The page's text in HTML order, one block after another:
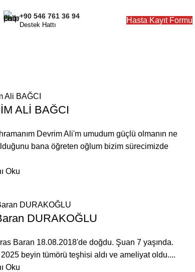
+90 546 761 36 94
Destek Hattı
Hasta Kayıt Formu
ALİ BAĞCI
Devrim Ali'm umudum güçlü olmanın ne
bana öğreten oğlum bizim sürecimizde
Oku
DURAKOĞLU
Baran 18.08.2018'de doğdu. Şuan 7 yaşında.
beyin tümörü teşhisi aldı ve ameliyat oldu....
Oku